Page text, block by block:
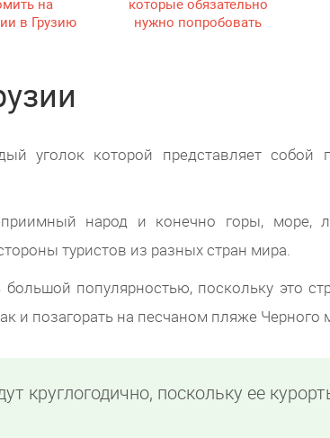
в Грузию
нужно попробовать
уголок которой представляет собой
народ и конечно горы, море,
туристов из разных стран мира.
большой популярностью, поскольку это
и позагорать на песчаном пляже Черного
круглогодично, поскольку ее